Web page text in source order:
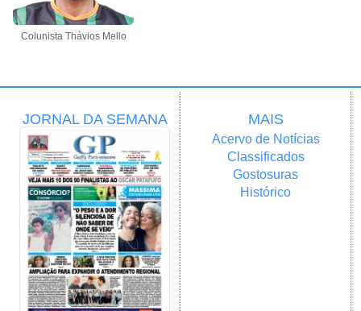
Colunista Thávios Mello
JORNAL DA SEMANA MAIS
Acervo de Notícias
Classificados
Gostosuras
Histórico